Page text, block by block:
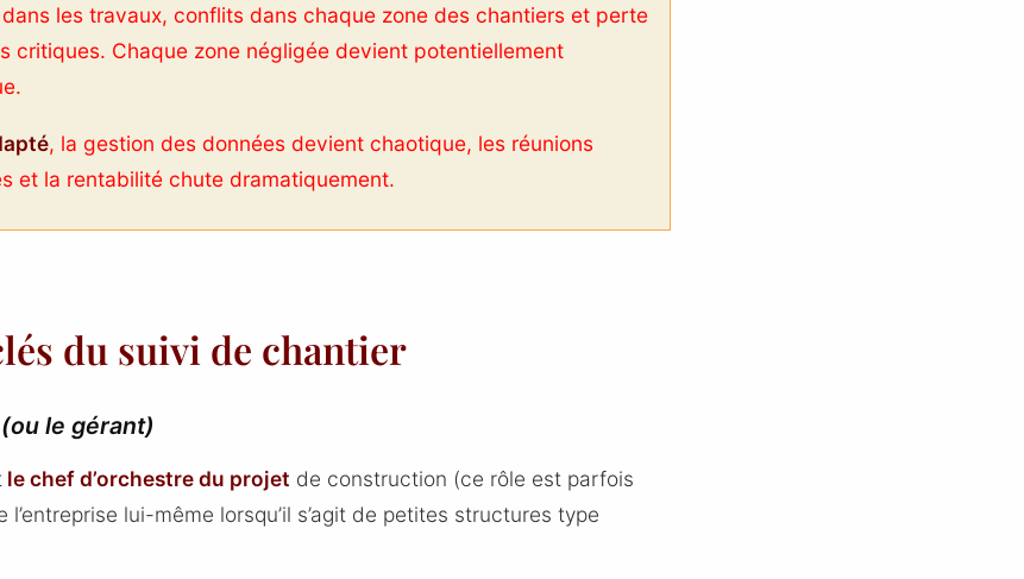
les travaux, conflits dans chaque zone des chantiers et perte
critiques. Chaque zone négligée devient potentiellement
, la gestion des données devient chaotique, les réunions
et la rentabilité chute dramatiquement.
du suivi de chantier
le gérant)
le chef d’orchestre du projet de construction (ce rôle est parfois
lui-même lorsqu’il s’agit de petites structures type